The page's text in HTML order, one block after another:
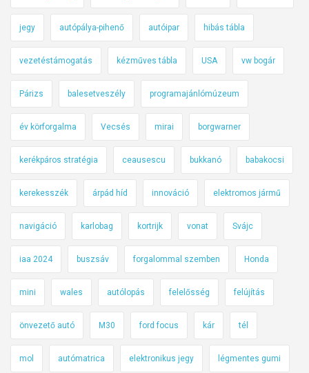
jegy autópálya-pihenő autóipar hibás tábla
vezetéstámogatás kézműves tábla USA vw bogár
Párizs balesetveszély programajánlómúzeum
év körforgalma Vecsés mirai borgwarner
kerékpáros stratégia ceausescu bukkanó babakocsi
kerekesszék árpád híd innováció elektromos jármű
navigáció karlobag kortrijk vonat Svájc
iaa 2024 buszsáv forgalommal szemben Honda
mini wales autólopás felelősség felújítás
önvezető autó M30 ford focus kár tél
mol autómatrica elektronikus jegy légmentes gumi